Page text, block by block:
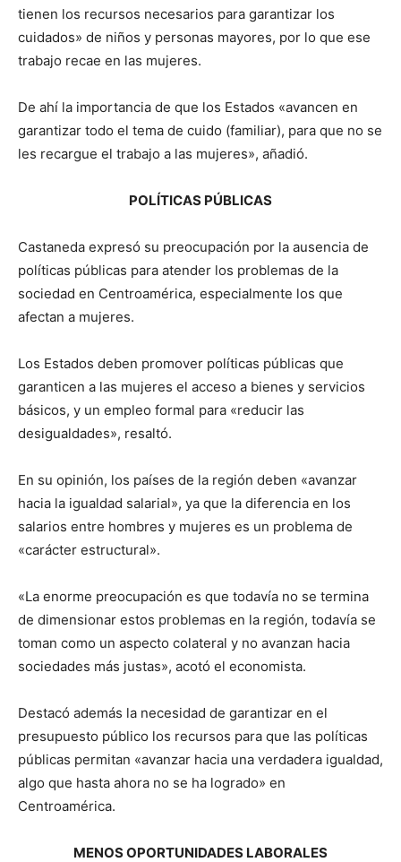
tienen los recursos necesarios para garantizar los
cuidados» de niños y personas mayores, por lo que ese
trabajo recae en las mujeres.
De ahí la importancia de que los Estados «avancen en
garantizar todo el tema de cuido (familiar), para que no se
les recargue el trabajo a las mujeres», añadió.
POLÍTICAS PÚBLICAS
Castaneda expresó su preocupación por la ausencia de
políticas públicas para atender los problemas de la
sociedad en Centroamérica, especialmente los que
afectan a mujeres.
Los Estados deben promover políticas públicas que
garanticen a las mujeres el acceso a bienes y servicios
básicos, y un empleo formal para «reducir las
desigualdades», resaltó.
En su opinión, los países de la región deben «avanzar
hacia la igualdad salarial», ya que la diferencia en los
salarios entre hombres y mujeres es un problema de
«carácter estructural».
«La enorme preocupación es que todavía no se termina
de dimensionar estos problemas en la región, todavía se
toman como un aspecto colateral y no avanzan hacia
sociedades más justas», acotó el economista.
Destacó además la necesidad de garantizar en el
presupuesto público los recursos para que las políticas
públicas permitan «avanzar hacia una verdadera igualdad,
algo que hasta ahora no se ha logrado» en
Centroamérica.
MENOS OPORTUNIDADES LABORALES